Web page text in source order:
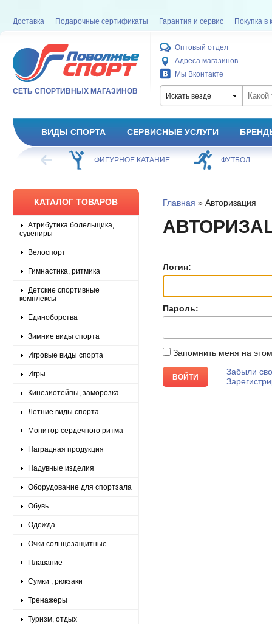
Доставка Подарочные сертификаты Гарантия и сервис Покупка в
СЕТЬ СПОРТИВНЫХ МАГАЗИНОВ
Оптовый отдел
Адреса магазинов
Мы Вконтакте
Искать везде
ВИДЫ СПОРТА СЕРВИСНЫЕ УСЛУГИ
ХОККЕЙ ФИГУРНОЕ КАТАНИЕ ФУТБОЛ
КАТАЛОГ ТОВАРОВ
Атрибутика болельщика,
сувениры
Велоспорт
Гимнастика, ритмика
Детские спортивные
комплексы
Единоборства
Зимние виды спорта
Игровые виды спорта
Игры
Кинезиотейпы, заморозка
Летние виды спорта
Монитор сердечного ритма
Наградная продукция
Надувные изделия
Оборудование для спортзала
Обувь
Одежда
Очки солнцезащитные
Плавание
Сумки , рюкзаки
Тренажеры
Туризм, отдых
Главная » Авторизация
Логин:
Пароль:
Запомнить меня на
Забыли